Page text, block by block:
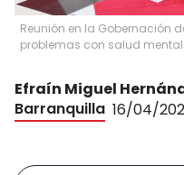
Reunión en la Gobernación
problemas con salud
Efraín Miguel
Barranquilla 16/04/